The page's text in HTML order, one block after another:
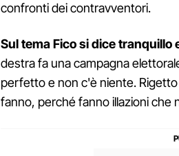
confronti dei contravventori.
Sul tema Fico si dice
destra fa una campagna
perfetto e non c'è niente.
fanno, perché fanno illazioni che